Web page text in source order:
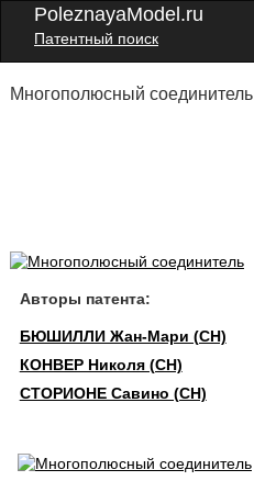
PoleznayaModel.ru
Патентный поиск
Многополюсный соединитель
Авторы патента:
БЮШИЛЛИ Жан-Мари (CH)
КОНВЕР Николя (CH)
СТОРИОНЕ Савино (CH)